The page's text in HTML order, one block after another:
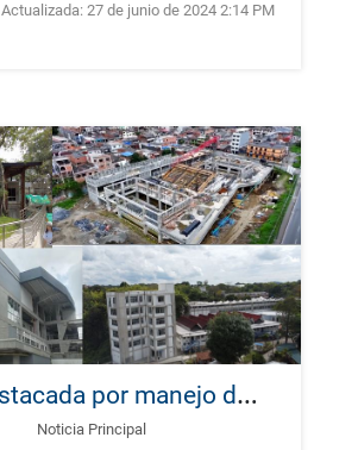
Actualizada: 27 de junio de 2024 2:14 PM
U
TP destacada por manejo de proyectos con recursos de regalías
Noticia Principal